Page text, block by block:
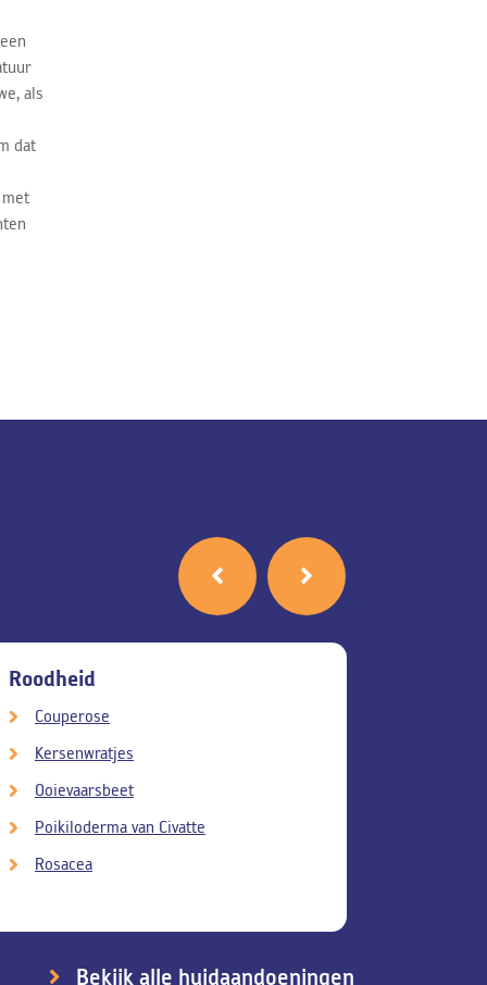
als
dat
Roodheid
Couperose
Kersenwratjes
Ooievaarsbeet
Poikiloderma van Civatte
Rosacea
Bekijk alle huidaandoeningen